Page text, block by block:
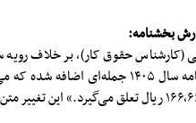
حقوق کار)، بر خلاف رویه